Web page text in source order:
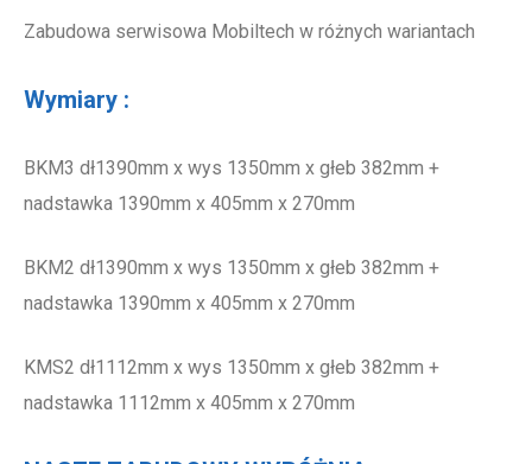
Zabudowa serwisowa Mobiltech w różnych wariantach
Wymiary :
BKM3 dł1390mm x wys 1350mm x głeb 382mm +
nadstawka 1390mm x 405mm x 270mm
BKM2 dł1390mm x wys 1350mm x głeb 382mm +
nadstawka 1390mm x 405mm x 270mm
KMS2 dł1112mm x wys 1350mm x głeb 382mm +
nadstawka 1112mm x 405mm x 270mm